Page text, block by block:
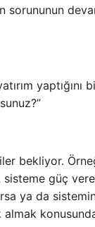
sorununun
yaptığını
bekliyor.
güç
ya da